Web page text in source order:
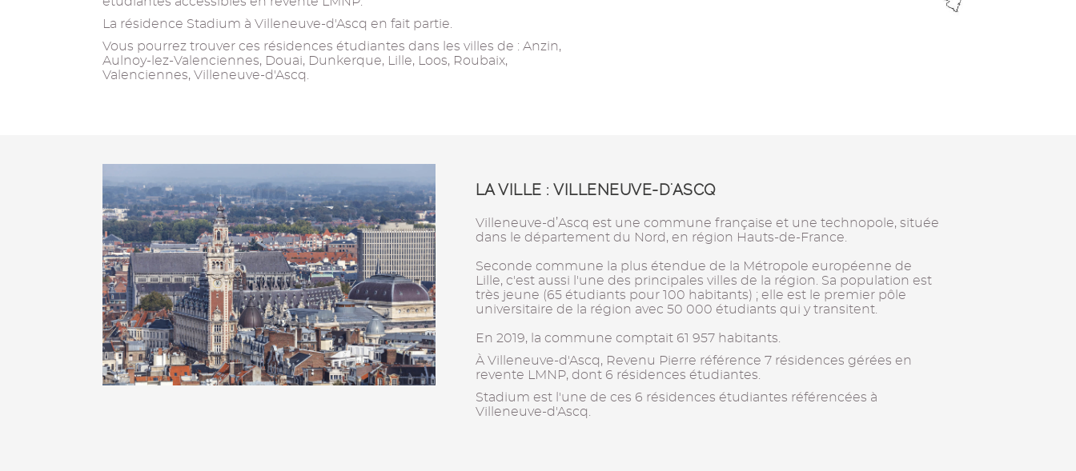
La résidence Stadium à Villeneuve-d'Ascq en fait partie.
Vous pourrez trouver ces résidences étudiantes dans les villes de : Anzin,
Aulnoy-lez-Valenciennes, Douai, Dunkerque, Lille, Loos, Roubaix,
Valenciennes, Villeneuve-d'Ascq.
LA VILLE : VILLENEUVE-D'ASCQ
Villeneuve-d’Ascq est une commune française et une technopole, située
dans le département du Nord, en région Hauts-de-France.
Seconde commune la plus étendue de la Métropole européenne de
Lille, c'est aussi l'une des principales villes de la région. Sa population est
très jeune (65 étudiants pour 100 habitants) ; elle est le premier pôle
universitaire de la région avec 50 000 étudiants qui y transitent.
En 2019, la commune comptait 61 957 habitants.
À Villeneuve-d'Ascq, Revenu Pierre référence 7 résidences gérées en
revente LMNP, dont 6 résidences étudiantes.
Stadium est l'une de ces 6 résidences étudiantes référencées à
Villeneuve-d'Ascq.